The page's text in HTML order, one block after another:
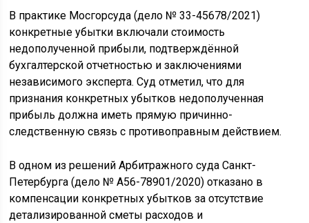
В практике Мосгорсуда (дело № 33-45678/2021)
конкретные убытки включали стоимость
недополученной прибыли, подтверждённой
бухгалтерской отчетностью и заключениями
независимого эксперта. Суд отметил, что для
признания конкретных убытков недополученная
прибыль должна иметь прямую причинно-
следственную связь с противоправным действием.
В одном из решений Арбитражного суда Санкт-
Петербурга (дело № А56-78901/2020) отказано в
компенсации конкретных убытков за отсутствие
детализированной сметы расходов и